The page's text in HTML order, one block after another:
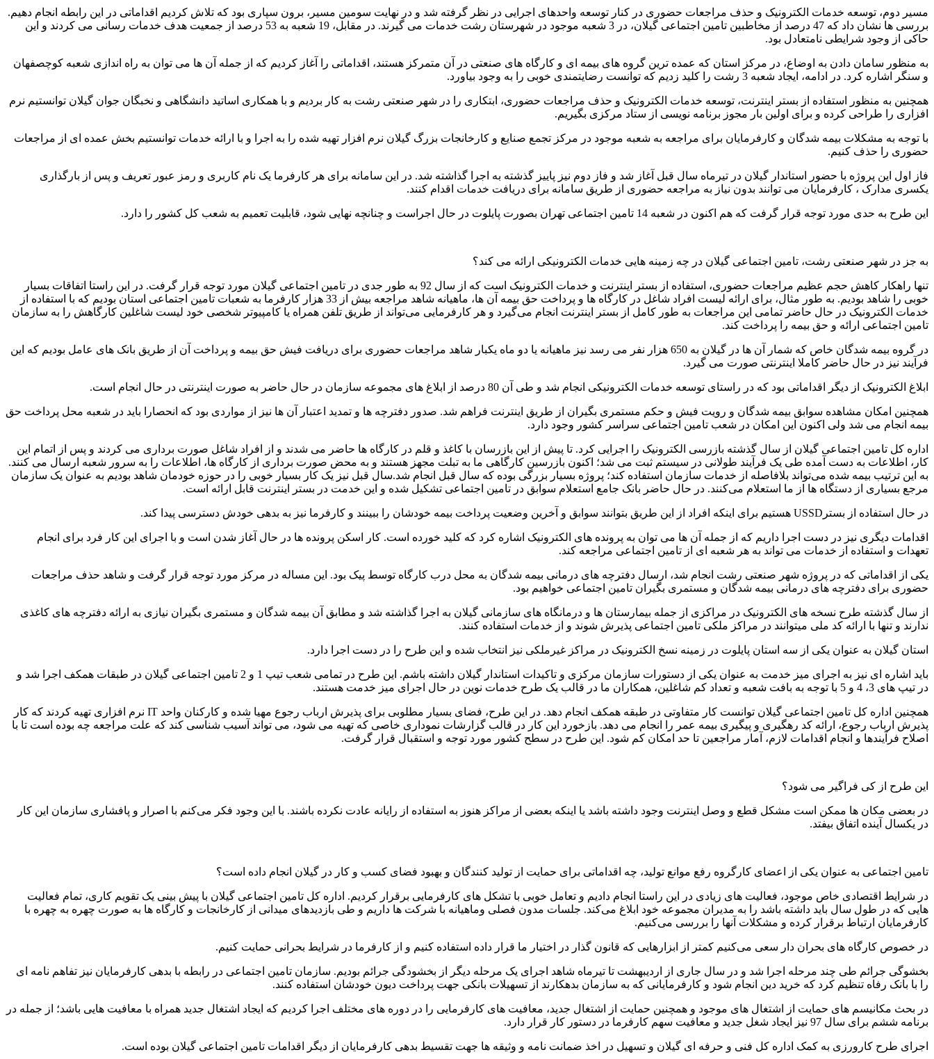
مسیر دوم، توسعه خدمات الکترونیک و حذف مراجعات حضوری در کنار توسعه واحدهای اجرایی در نظر گرفته شد و در نهایت سومین مسیر، برون سپاری بود که تلاش کردیم اقداماتی در این رابطه انجام دهیم.
بررسی ها نشان داد که 47 درصد از مخاطبین تامین اجتماعی گیلان، در 3 شعبه موجود در شهرستان رشت خدمات می گیرند. در مقابل، 19 شعبه به 53 درصد از جمعیت هدف خدمات رسانی می کردند و این
حاکی از وجود شرایطی نامتعادل بود.
به منظور سامان دادن به اوضاع، در مرکز استان که عمده ترین گروه های بیمه ای و کارگاه های صنعتی در آن متمرکز هستند، اقداماتی را آغاز کردیم که از جمله آن ها می توان به راه اندازی شعبه کوچصفهان
و سنگر اشاره کرد. در ادامه، ایجاد شعبه 3 رشت را کلید زدیم که توانست رضایتمندی خوبی را به وجود بیاورد.
همچنین به منظور استفاده از بستر اینترنت، توسعه خدمات الکترونیک و حذف مراجعات حضوری، ابتکاری را در شهر صنعتی رشت به کار بردیم و با همکاری اساتید دانشگاهی و نخبگان جوان گیلان توانستیم نرم
افزاری را طراحی کرده و برای اولین بار مجوز برنامه نویسی از ستاد مرکزی بگیریم.
با توجه به مشکلات بیمه شدگان و کارفرمایان برای مراجعه به شعبه موجود در مرکز تجمع صنایع و کارخانجات بزرگ گیلان نرم افزار تهیه شده را به اجرا و با ارائه خدمات توانستیم بخش عمده ای از مراجعات
حضوری را حذف کنیم.
فاز اول این پروژه با حضور استاندار گیلان در تیرماه سال قبل آغاز شد و فاز دوم نیز پاییز گذشته به اجرا گذاشته شد. در این سامانه برای هر کارفرما یک نام کاربری و رمز عبور تعریف و پس از بارگذاری
یکسری مدارک ، کارفرمایان می توانند بدون نیاز به مراجعه حضوری از طریق سامانه برای دریافت خدمات اقدام کنند.
این طرح به حدی مورد توجه قرار گرفت که هم اکنون در شعبه 14 تامین اجتماعی تهران بصورت پایلوت در حال اجراست و چنانچه نهایی شود، قابلیت تعمیم به شعب کل کشور را دارد.
به جز در شهر صنعتی رشت، تامین اجتماعی گیلان در چه زمینه هایی خدمات الکترونیکی ارائه می کند؟
تنها راهکار کاهش حجم عظیم مراجعات حضوری، استفاده از بستر اینترنت و خدمات الکترونیک است که از سال 92 به طور جدی در تامین اجتماعی گیلان مورد توجه قرار گرفت. در این راستا اتفاقات بسیار
خوبی را شاهد بودیم. به طور مثال، برای ارائه لیست افراد شاغل در کارگاه ها و پرداخت حق بیمه آن ها، ماهیانه شاهد مراجعه بیش از 33 هزار کارفرما به شعبات تامین اجتماعی استان بودیم که با استفاده از
خدمات الکترونیک در حال حاضر تمامی این مراجعات به طور کامل از بستر اینترنت انجام می‌گیرد و هر کارفرمایی می‌تواند از طریق تلفن همراه یا کامپیوتر شخصی خود لیست شاغلین کارگاهش را به سازمان
تامین اجتماعی ارائه و حق بیمه را پرداخت کند.
در گروه بیمه شدگان خاص که شمار آن ها در گیلان به 650 هزار نفر می رسد نیز ماهیانه یا دو ماه یکبار شاهد مراجعات حضوری برای دریافت فیش حق بیمه و پرداخت آن از طریق بانک های عامل بودیم که این
فرآیند نیز در حال حاضر کاملا اینترنتی صورت می گیرد.
ابلاغ الکترونیک از دیگر اقداماتی بود که در راستای توسعه خدمات الکترونیکی انجام شد و طی آن 80 درصد از ابلاغ های مجموعه سازمان در حال حاضر به صورت اینترنتی در حال انجام است.
همچنین امکان مشاهده سوابق بیمه شدگان و رویت فیش و حکم مستمری بگیران از طریق اینترنت فراهم شد. صدور دفترچه ها و تمدید اعتبار آن ها نیز از مواردی بود که انحصارا باید در شعبه محل پرداخت حق
بیمه انجام می شد ولی اکنون این امکان در شعب تامین اجتماعی سراسر کشور وجود دارد.
اداره کل تامین اجتماعی گیلان از سال گذشته بازرسی الکترونیک را اجرایی کرد. تا پیش از این بازرسان با کاغذ و قلم در کارگاه ها حاضر می شدند و از افراد شاغل صورت برداری می کردند و پس از اتمام این
کار، اطلاعات به دست آمده طی یک فرآیند طولانی در سیستم ثبت می شد؛ اکنون بازرسین کارگاهی ما به تبلت مجهز هستند و به محض صورت برداری از کارگاه ها، اطلاعات را به سرور شعبه ارسال می کنند.
به این ترتیب بیمه شده می‌تواند بلافاصله از خدمات سازمان استفاده کند؛ پروژه بسیار بزرگی بوده که سال قبل انجام شد.سال قبل نیز یک کار بسیار خوبی را در حوزه خودمان شاهد بودیم به عنوان یک سازمان
مرجع بسیاری از دستگاه ها از ما استعلام می‌کنند. در حال حاضر بانک جامع استعلام سوابق در تامین اجتماعی تشکیل شده و این خدمت در بستر اینترنت قابل ارائه است.
در حال استفاده از بسترUSSD هستیم برای اینکه افراد از این طریق بتوانند سوابق و آخرین وضعیت پرداخت بیمه خودشان را ببینند و کارفرما نیز به بدهی خودش دسترسی پیدا کند.
اقدامات دیگری نیز در دست اجرا داریم که از جمله آن ها می توان به پرونده های الکترونیک اشاره کرد که کلید خورده است. کار اسکن پرونده ها در حال آغاز شدن است و با اجرای این کار فرد برای انجام
تعهدات و استفاده از خدمات می تواند به هر شعبه ای از تامین اجتماعی مراجعه کند.
یکی از اقداماتی که در پروژه شهر صنعتی رشت انجام شد، ارسال دفترچه های درمانی بیمه شدگان به محل درب کارگاه توسط پیک بود. این مساله در مرکز مورد توجه قرار گرفت و شاهد حذف مراجعات
حضوری برای دفترچه های درمانی بیمه شدگان و مستمری بگیران تامین اجتماعی خواهیم بود.
از سال گذشته طرح نسخه های الکترونیک در مراکزی از جمله بیمارستان ها و درمانگاه های سازمانی گیلان به اجرا گذاشته شد و مطابق آن بیمه شدگان و مستمری بگیران نیازی به ارائه دفترچه های کاغذی
ندارند و تنها با ارائه کد ملی میتوانند در مراکز ملکی تامین اجتماعی پذیرش شوند و از خدمات استفاده کنند.
استان گیلان به عنوان یکی از سه استان پایلوت در زمینه نسخ الکترونیک در مراکز غیرملکی نیز انتخاب شده و این طرح را در دست اجرا دارد.
باید اشاره ای نیز به اجرای میز خدمت به عنوان یکی از دستورات سازمان مرکزی و تاکیدات استاندار گیلان داشته باشم. این طرح در تمامی شعب تیپ 1 و 2 تامین اجتماعی گیلان در طبقات همکف اجرا شد و
در تیپ های 3، 4 و 5 با توجه به بافت شعبه و تعداد کم شاغلین، همکاران ما در قالب یک طرح خدمات نوین در حال اجرای میز خدمت هستند.
همچنین اداره کل تامین اجتماعی گیلان توانست کار متفاوتی در طبقه همکف انجام دهد. در این طرح، فضای بسیار مطلوبی برای پذیرش ارباب رجوع مهیا شده و کارکنان واحد IT نرم افزاری تهیه کردند که کار
پذیرش ارباب رجوع، ارائه کد رهگیری و پیگیری بیمه عمر را انجام می دهد. بازخورد این کار در قالب گزارشات نموداری خاصی که تهیه می شود، می تواند آسیب شناسی کند که علت مراجعه چه بوده است تا با
اصلاح فرآیندها و انجام اقدامات لازم، آمار مراجعین تا حد امکان کم شود. این طرح در سطح کشور مورد توجه و استقبال قرار گرفت.
این طرح از کی فراگیر می شود؟
در بعضی مکان ها ممکن است مشکل قطع و وصل اینترنت وجود داشته باشد یا اینکه بعضی از مراکز هنوز به استفاده از رایانه عادت نکرده باشند. با این وجود فکر می‌کنم با اصرار و پافشاری سازمان این کار
در یکسال آینده اتفاق بیفتد.
تامین اجتماعی به عنوان یکی از اعضای کارگروه رفع موانع تولید، چه اقداماتی برای حمایت از تولید کنندگان و بهبود فضای کسب و کار در گیلان انجام داده است؟
در شرایط اقتصادی خاص موجود، فعالیت های زیادی در این راستا انجام دادیم و تعامل خوبی با تشکل های کارفرمایی برقرار کردیم. اداره کل تامین اجتماعی گیلان با پیش بینی یک تقویم کاری، تمام فعالیت
هایی که در طول سال باید داشته باشد را به مدیران مجموعه خود ابلاغ می‌کند. جلسات مدون فصلی وماهیانه با شرکت ها داریم و طی بازدیدهای میدانی از کارخانجات و کارگاه ها به صورت چهره به چهره با
کارفرمایان ارتباط برقرار کرده و مشکلات آنها را بررسی می‌کنیم.
در خصوص کارگاه های بحران دار سعی می‌کنیم کمتر از ابزارهایی که قانون گذار در اختیار ما قرار داده استفاده کنیم و از کارفرما در شرایط بحرانی حمایت کنیم.
بخشوگی جرائم طی چند مرحله اجرا شد و در سال جاری از اردیبهشت تا تیرماه شاهد اجرای یک مرحله دیگر از بخشودگی جرائم بودیم. سازمان تامین اجتماعی در رابطه با بدهی کارفرمایان نیز تفاهم نامه ای
را با بانک رفاه تنظیم کرد که خرید دین انجام شود و کارفرمایانی که به سازمان بدهکارند از تسهیلات بانکی جهت پرداخت دیون خودشان استفاده کنند.
در بحث مکانیسم های حمایت از اشتغال های موجود و همچنین حمایت از اشتغال جدید، معافیت های کارفرمایی را در دوره های مختلف اجرا کردیم که ایجاد اشتغال جدید همراه با معافیت هایی باشد؛ از جمله در
برنامه ششم برای سال 97 نیز ایجاد شغل جدید و معافیت سهم کارفرما در دستور کار قرار دارد.
اجرای طرح کارورزی به کمک اداره کل فنی و حرفه ای گیلان و تسهیل در اخذ ضمانت نامه و وثیقه ها جهت تقسیط بدهی کارفرمایان از دیگر اقدامات تامین اجتماعی گیلان بوده است.